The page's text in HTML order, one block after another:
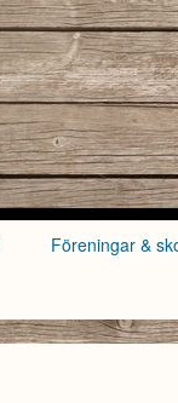
Föreningar &